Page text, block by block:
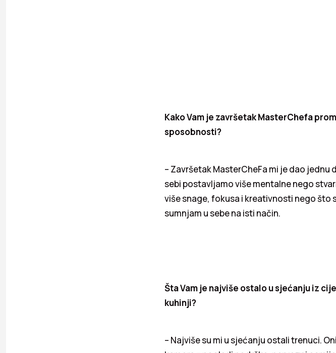
Kako Vam je završetak MasterChefa
sposobnosti?
– Završetak MasterCheFa mi je dao
sebi postavljamo više mentalne nego
više snage, fokusa i kreativnosti nego što
sumnjam u sebe na isti način.
Šta Vam je najviše ostalo u sjećanju iz
kuhinji?
– Najviše su mi u sjećanju ostali trenuci.